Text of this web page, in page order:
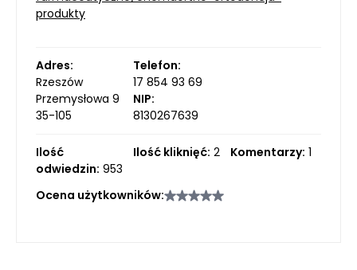
produkty
Adres:
Rzeszów
Przemysłowa 9
35-105
Telefon:
17 854 93 69
NIP:
8130267639
Ilość
odwiedzin: 953
Ilość kliknięć: 2 Komentarzy: 1
Ocena użytkowników: